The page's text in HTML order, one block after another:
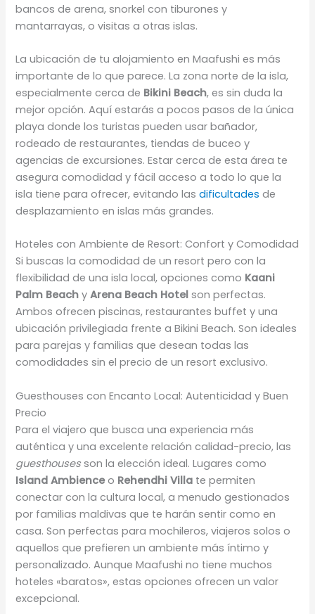
bancos de arena, snorkel con tiburones y
mantarrayas, o visitas a otras islas.
La ubicación de tu alojamiento en Maafushi es más
importante de lo que parece. La zona norte de la isla,
especialmente cerca de Bikini Beach, es sin duda la
mejor opción. Aquí estarás a pocos pasos de la única
playa donde los turistas pueden usar bañador,
rodeado de restaurantes, tiendas de buceo y
agencias de excursiones. Estar cerca de esta área te
asegura comodidad y fácil acceso a todo lo que la
isla tiene para ofrecer, evitando lasdificultades de
desplazamiento en islas más grandes.
Hoteles con Ambiente de Resort: Confort y Comodidad
Si buscas la comodidad de un resort pero con la
flexibilidad de una isla local, opciones como Kaani
Palm Beach yArena Beach Hotel son perfectas.
Ambos ofrecen piscinas, restaurantes buffet y una
ubicación privilegiada frente a Bikini Beach. Son ideales
para parejas y familias que desean todas las
comodidades sin el precio de un resort exclusivo.
Guesthouses con Encanto Local: Autenticidad y Buen
Precio
Para el viajero que busca una experiencia más
auténtica y una excelente relación calidad-precio, las
guesthouses son la elección ideal. Lugares como
Island Ambienceo Rehendhi Villa te permiten
conectar con la cultura local, a menudo gestionados
por familias maldivas que te harán sentir como en
casa. Son perfectas para mochileros, viajeros solos o
aquellos que prefieren un ambiente más íntimo y
personalizado. Aunque Maafushi no tiene muchos
hoteles «baratos», estas opciones ofrecen un valor
excepcional.